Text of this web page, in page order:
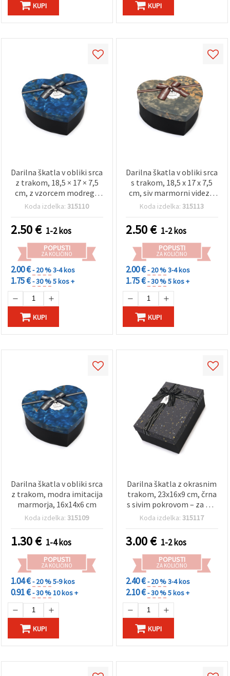
KUPI KUPI
Darilna škatla v obliki srca
z trakom, 18,5 × 17 × 7,5
cm, z vzorcem modrega
marmorja
Koda izdelka:315110
2.50€ 1-2 kos
POPUSTI
ZA KOLIČINO
2.00 €- 20 %3-4 kos
1.75 €- 30 %5 kos +
KUPI
Darilna škatla v obliki srca
s trakom, 18,5 x 17 x 7,5
cm, siv marmorni videz –
za DIY ustvarjanje
Koda izdelka:315113
2.50€ 1-2 kos
POPUSTI
ZA KOLIČINO
2.00 €- 20 %3-4 kos
1.75 €- 30 %5 kos +
KUPI
Darilna škatla v obliki srca
z trakom, modra imitacija
marmorja, 16x14x6 cm
Koda izdelka:315109
1.30€ 1-4 kos
POPUSTI
ZA KOLIČINO
1.04 €- 20 %5-9 kos
0.91 €- 30 %10 kos +
KUPI
Darilna škatla z okrasnim
trakom, 23x16x9 cm, črna
s sivim pokrovom – za DIY
in ustvarjanje
Koda izdelka:315117
3.00€ 1-2 kos
POPUSTI
ZA KOLIČINO
2.40 €- 20 %3-4 kos
2.10 €- 30 %5 kos +
KUPI